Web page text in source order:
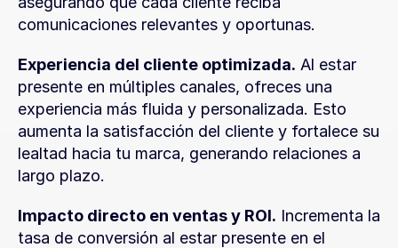
comunicaciones relevantes y oportunas.
Experiencia del cliente optimizada. Al estar
presente en múltiples canales, ofreces una
experiencia más fluida y personalizada. Esto
aumenta la satisfacción del cliente y fortalece su
lealtad hacia tu marca, generando relaciones a
largo plazo.
Impacto directo en ventas y ROI. Incrementa la
tasa de conversión al estar presente en el